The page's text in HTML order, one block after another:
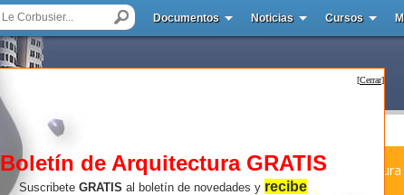
Documentos Noticias Cursos
Noticias de Arquitectura : Auditorio para la Escuela de
[Cerrar]
Boletín de Arquitectura GRATIS
Suscribete GRATIS al boletín de novedades y recibe